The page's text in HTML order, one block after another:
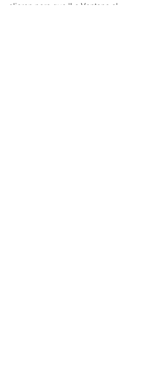
aliaron para que 'La Ventana al